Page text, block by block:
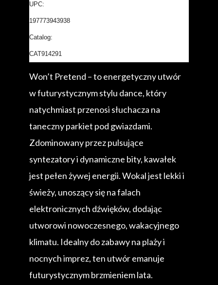
UPC:
197773943938
Catalog:
CAT914291
Won’t Pretend – to energetyczny utwór
w futurystycznym stylu dance, który
natychmiast przenosi słuchacza na
taneczny parkiet pod gwiazdami.
Zdominowany przez pulsujące
syntezatory i dynamiczne bity, kawałek
jest pełen żywej energii. Wokal jest lekki i
świeży, unoszący się na falach
elektronicznych dźwięków, dodając
utworowi nowoczesnego, wakacyjnego
klimatu. Idealny do zabawy na plaży i
nocnych imprez, ten utwór emanuje
futurystycznym brzmieniem lata.